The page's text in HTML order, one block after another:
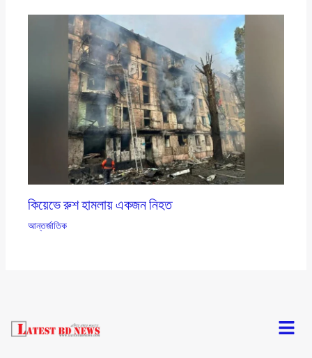
কিয়েভে রুশ হামলায় একজন নিহত
আন্তর্জাতিক
Menu